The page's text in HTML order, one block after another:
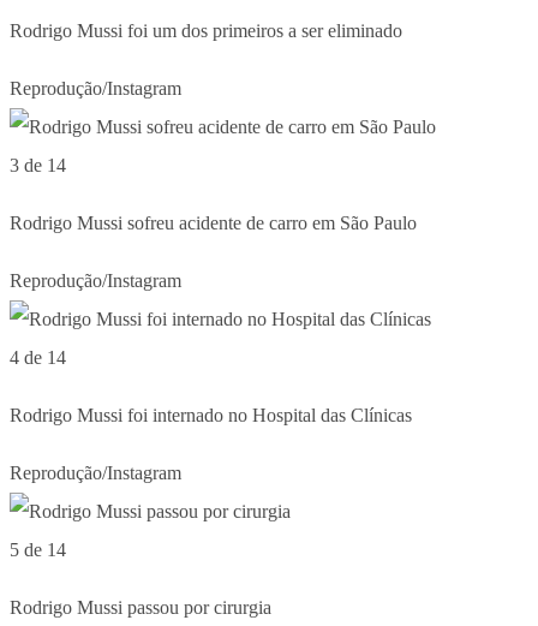
Rodrigo Mussi foi um dos primeiros a ser eliminado
Reprodução/Instagram
3 de 14
Rodrigo Mussi sofreu acidente de carro em São Paulo
Reprodução/Instagram
4 de 14
Rodrigo Mussi foi internado no Hospital das Clínicas
Reprodução/Instagram
5 de 14
Rodrigo Mussi passou por cirurgia